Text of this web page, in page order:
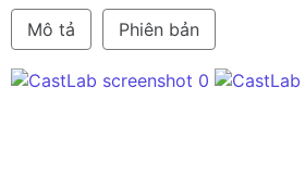
Mô tả Phiên bản